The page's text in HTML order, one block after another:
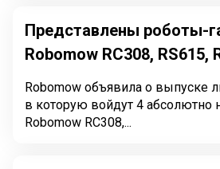
Представлены роботы-
Robomow RC308, RS615,
Robomow объявила о выпуске
в которую войдут 4
Robomow RC308,...